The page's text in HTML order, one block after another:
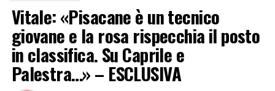
Vitale: «Pisacane è un tecnico
giovane e la rosa rispecchia il posto
in classifica. Su Caprile e
Palestra…» – ESCLUSIVA